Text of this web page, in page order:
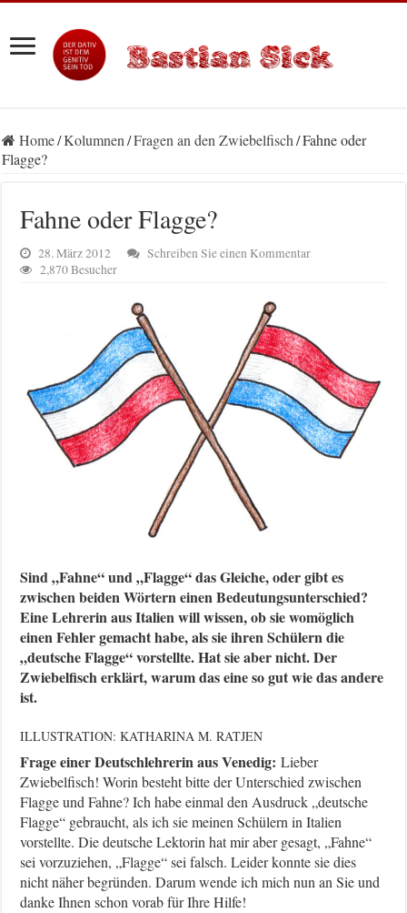
Home/Kolumnen/Fragen an den Zwiebelfisch/Fahne oder
Flagge?
Fahne oder Flagge?
28. März 2012
Schreiben Sie einen Kommentar
2,870 Besucher
Sind „Fahne“ und „Flagge“ das Gleiche, oder gibt es
zwischen beiden Wörtern einen Bedeutungsunterschied?
Eine Lehrerin aus Italien will wissen, ob sie womöglich
einen Fehler gemacht habe, als sie ihren Schülern die
„deutsche Flagge“ vorstellte. Hat sie aber nicht. Der
Zwiebelfisch erklärt, warum das eine so gut wie das andere
ist.
ILLUSTRATION: KATHARINA M. RATJEN
Frage einer Deutschlehrerin aus Venedig:Lieber
Zwiebelfisch! Worin besteht bitte der Unterschied zwischen
Flagge und Fahne? Ich habe einmal den Ausdruck „deutsche
Flagge“ gebraucht, als ich sie meinen Schülern in Italien
vorstellte. Die deutsche Lektorin hat mir aber gesagt, „Fahne“
sei vorzuziehen, „Flagge“ sei falsch. Leider konnte sie dies
nicht näher begründen. Darum wende ich mich nun an Sie und
danke Ihnen schon vorab für Ihre Hilfe!